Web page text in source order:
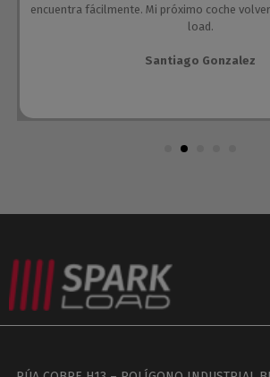
encuentra fácilmente. Mi próximo coche
load.
Santiago Gonzalez